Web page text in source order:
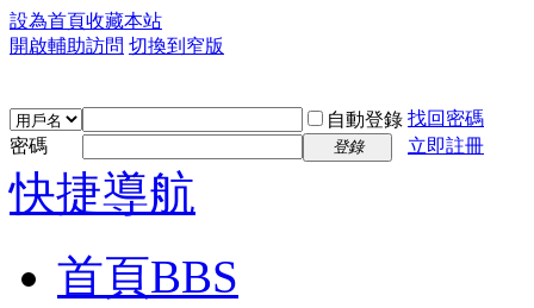
設為首頁收藏本站
開啟輔助訪問 切換到窄版
自動登錄 找回密碼
密碼
登錄 立即註冊
快捷導航
首頁BBS